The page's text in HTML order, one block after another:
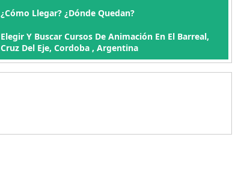
¿Cómo Llegar? ¿Dónde Quedan?
Elegir Y Buscar Cursos De Animación En El Barreal,
Cruz Del Eje, Cordoba , Argentina